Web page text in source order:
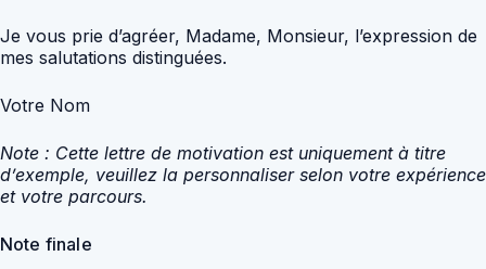
Je vous prie d’agréer, Madame, Monsieur, l’expression de
mes salutations distinguées.
Votre Nom
Note : Cette lettre de motivation est uniquement à titre
d’exemple, veuillez la personnaliser selon votre expérience
et votre parcours.
Note finale